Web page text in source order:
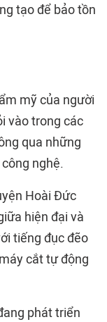
tạo để bảo tồn
mỹ của người
vào trong các
qua những
nghệ.
Hoài Đức
hiện đại và
tiếng đục đẽo
cắt tự động
phát triển